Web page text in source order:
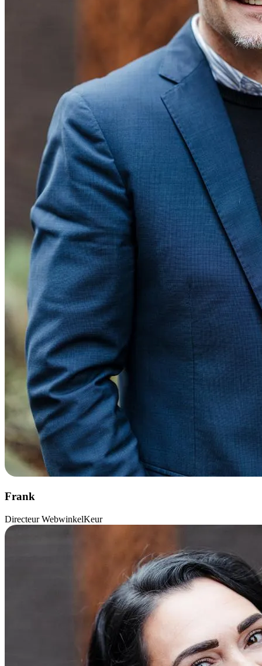
Frank
Directeur WebwinkelKeur